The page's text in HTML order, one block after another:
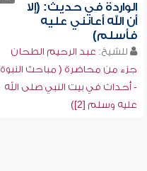
الواردة في حديث: (إلا
أن الله أعانني عليه
فأسلم)
للشيخ: عبد الرحيم الطحان
جزء من محاضرة ( مباحث النبوة
- أحداث في بيت النبي صلى الله
عليه وسلم [2])